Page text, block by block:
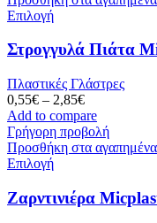
Επιλογή
Στρογγυλά Πιάτα
Πλαστικές Γλάστρες
0,55€ – 2,85€
Add to compare
Γρήγορη προβολή
Προσθήκη στα αγαπημένα
Επιλογή
Ζαρντινιέρα